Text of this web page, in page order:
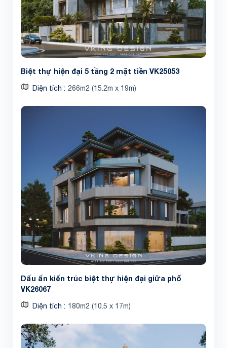
Biệt thự hiện đại 5 tầng 2 mặt tiền VK25053
Diện tích 266m2 (15.2m x 19m)
Dấu ấn kiến trúc biệt thự hiện đại giữa phố
VK26067
Diện tích 180m2 (10.5 x 17m)